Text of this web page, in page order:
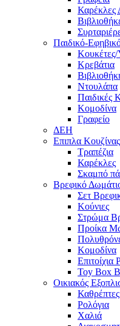
Καρέκλες
Παιδικό-
Κρεβάτια
Ντουλάπα
Παιδικές
Κομοδίνα
Γραφείο
ΔΕΗ
Επιπλα Κουζίνας
Τραπέζια
Καρέκλες
Σκαμπό
Βρεφικό
Σετ
Κούνιες
Στρώμα
Προίκα
Κομοδίνα
Επιτοίχια
Toy Box
Οικιακός
Καθρέπτες
Ρολόγια
Χαλιά